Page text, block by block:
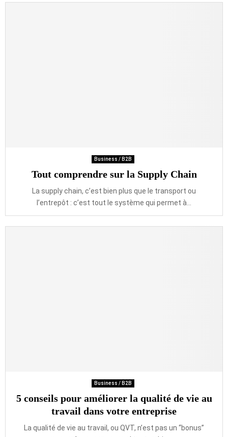
Business / B2B
Tout comprendre sur la Supply Chain
La supply chain, c’est bien plus que le transport ou
l’entrepôt : c’est tout le système qui permet à...
Business / B2B
5 conseils pour améliorer la qualité de vie au
travail dans votre entreprise
La qualité de vie au travail, ou QVT, n’est pas un “bonus”